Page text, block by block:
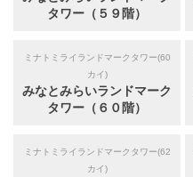
タワー（５９階）
ミナトミライランドマークタワー(60
カイ)
みなとみらいランドマーク
タワー（６０階）
ミナトミライランドマークタワー(62
カイ)